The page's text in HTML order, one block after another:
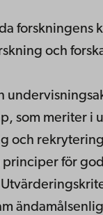
forskningens
och
som meriter i
och
för